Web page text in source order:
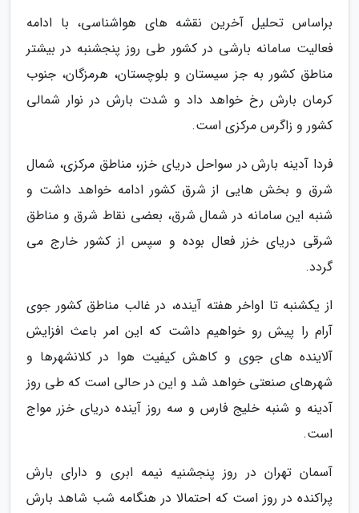
براساس تحلیل آخرین نقشه های هواشناسی، با ادامه
فعالیت سامانه بارشی در کشور طی روز پنجشنبه در بیشتر
مناطق کشور به جز سیستان و بلوچستان، هرمزگان، جنوب
کرمان بارش رخ خواهد داد و شدت بارش در نوار شمالی
کشور و زاگرس مرکزی است.
فردا آدینه بارش در سواحل دریای خزر، مناطق مرکزی، شمال
شرق و بخش هایی از شرق کشور ادامه خواهد داشت و
شنبه این سامانه در شمال شرق، بعضی نقاط شرق و مناطق
شرقی دریای خزر فعال بوده و سپس از کشور خارج می
گردد.
از یکشنبه تا اواخر هفته آینده، در غالب مناطق کشور جوی
آرام را پیش رو خواهیم داشت که این امر باعث افزایش
آلاینده های جوی و کاهش کیفیت هوا در کلانشهرها و
شهرهای صنعتی خواهد شد و این در حالی است که طی روز
آدینه و شنبه خلیج فارس و سه روز آینده دریای خزر مواج
است.
آسمان تهران در روز پنجشنیه نیمه ابری و دارای بارش
پراکنده در روز است که احتمالا در هنگامه شب شاهد بارش